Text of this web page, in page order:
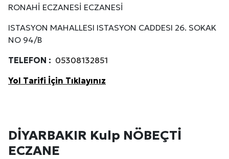
RONAHİ ECZANESİ ECZANESİ
ISTASYON MAHALLESI ISTASYON CADDESI 26. SOKAK
NO 94/B
TELEFON : 05308132851
Yol Tarifi İçin Tıklayınız
DİYARBAKIR Kulp NÖBEÇTİ
ECZANE